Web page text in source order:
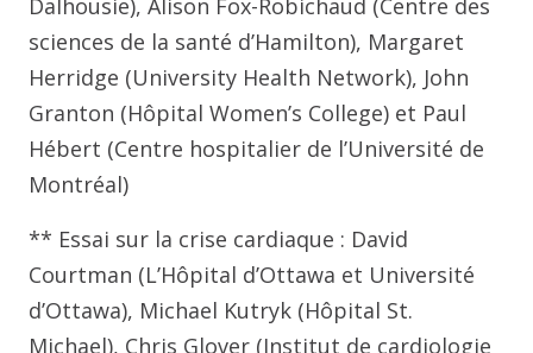
Dalhousie), Alison Fox-Robichaud (Centre des
sciences de la santé d’Hamilton), Margaret
Herridge (University Health Network), John
Granton (Hôpital Women’s College) et Paul
Hébert (Centre hospitalier de l’Université de
Montréal)
** Essai sur la crise cardiaque : David
Courtman (L’Hôpital d’Ottawa et Université
d’Ottawa), Michael Kutryk (Hôpital St.
Michael), Chris Glover (Institut de cardiologie